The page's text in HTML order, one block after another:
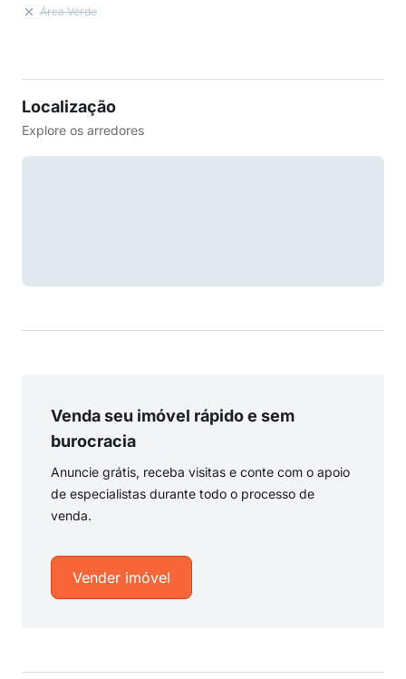
Área Verde
Localização
Explore os arredores
Venda seu imóvel rápido e sem
burocracia
Anuncie grátis, receba visitas e conte com o apoio
de especialistas durante todo o processo de
venda.
Vender imóvel